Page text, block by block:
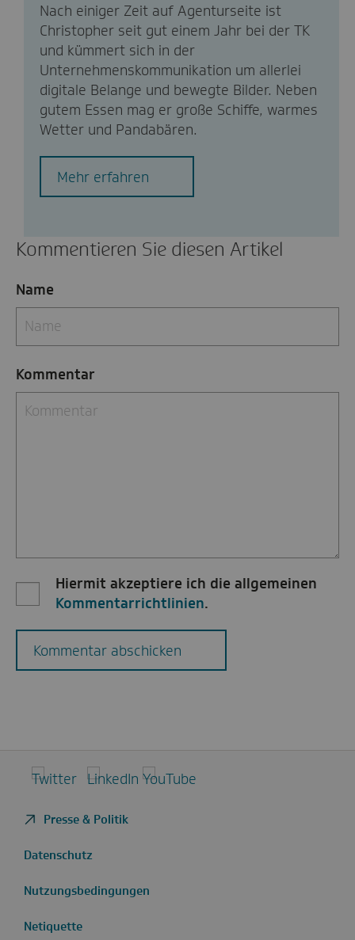
Nach einiger Zeit auf Agenturseite ist
Christopher seit gut einem Jahr bei der TK
und kümmert sich in der
Unternehmenskommunikation um allerlei
digitale Belange und bewegte Bilder. Neben
gutem Essen mag er große Schiffe, warmes
Wetter und Pandabären.
Mehr erfahren
Kommentieren Sie diesen Artikel
Name
Kommentar
Hiermit akzeptiere ich die allgemeinen
Kommentarrichtlinien.
Kommentar abschicken
Twitter LinkedIn
Presse & Politik
Datenschutz
Nutzungsbedingungen
Netiquette